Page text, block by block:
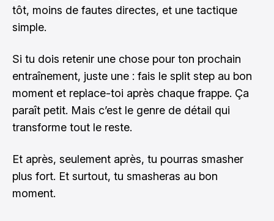
tôt, moins de fautes directes, et une tactique
simple.
Si tu dois retenir une chose pour ton prochain
entraînement, juste une : fais le split step au bon
moment et replace-toi après chaque frappe. Ça
paraît petit. Mais c’est le genre de détail qui
transforme tout le reste.
Et après, seulement après, tu pourras smasher
plus fort. Et surtout, tu smasheras au bon
moment.